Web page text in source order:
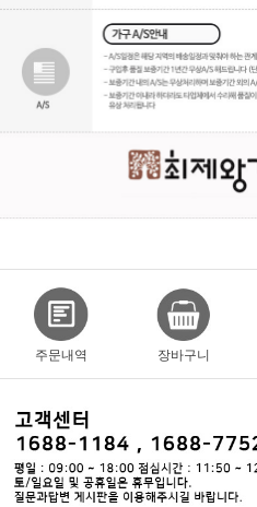
주문내역 장바구니